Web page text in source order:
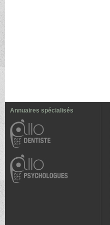
Annuaires spécialisés